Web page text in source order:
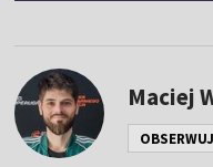
Maciej
OBSERWUJ